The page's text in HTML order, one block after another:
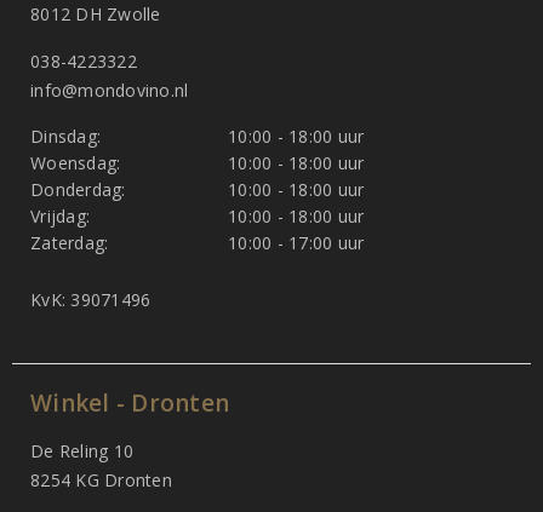
8012 DH Zwolle
038-4223322
info@mondovino.nl
Dinsdag:
10:00 - 18:00 uur
Woensdag:
10:00 - 18:00 uur
Donderdag:
10:00 - 18:00 uur
Vrijdag:
10:00 - 18:00 uur
Zaterdag:
10:00 - 17:00 uur
KvK: 39071496
Winkel - Dronten
De Reling 10
8254 KG Dronten